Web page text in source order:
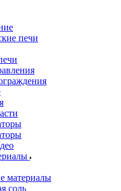
печи
материалы
соль